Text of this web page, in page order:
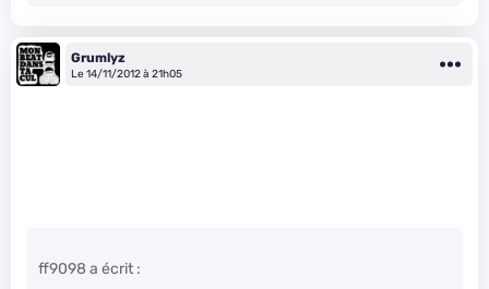
Grumlyz
Le 14/11/2012 à 21h05
ff9098 a écrit :